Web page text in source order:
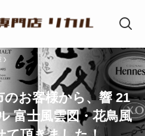
のお客様から、響 21
富士風雲図・花鳥風